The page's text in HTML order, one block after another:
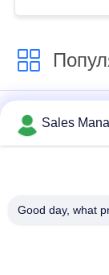
Передатчик
COFDM
Sales
Good day, what